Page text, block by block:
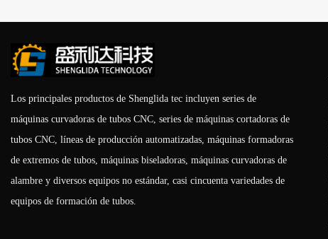
Los principales productos de Shenglida tec incluyen series de
máquinas curvadoras de tubos CNC, series de máquinas cortadoras de
tubos CNC, líneas de producción automatizadas, máquinas formadoras
de extremos de tubos, máquinas biseladoras, máquinas curvadoras de
alambre y diversos equipos no estándar, casi cincuenta variedades de
equipos de formación de tubos.